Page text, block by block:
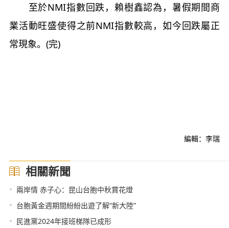
至於NMI指數回跌，賴樹鑫認為，暑假期間商
業活動旺盛使得之前NMI指數較高，如今回跌屬正
常現象。(完)
編輯：李瑞
相關新聞
• 兩岸情 赤子心：昆山台胞中秋賞花燈
• 台胞黃金週期間紛紛出遊了解“新大陸”
• 民進黨2024年接班梯隊已成形